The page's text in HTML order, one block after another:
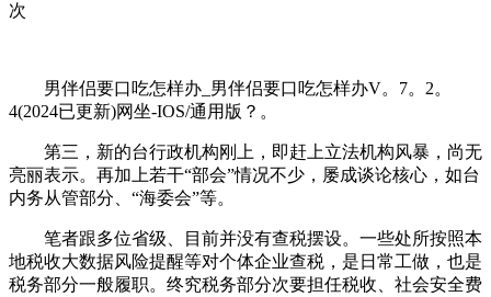
次
男伴侣要口吃怎样办_男伴侣要口吃怎样办V。7。2。
4(2024已更新)网坐-IOS/通用版？。
第三，新的台行政机构刚上，即赶上立法机构风暴，尚无
亮丽表示。再加上若干“部会”情况不少，屡成谈论核心，如台
内务从管部分、“海委会”等。
笔者跟多位省级、目前并没有查税摆设。一些处所按照本
地税收大数据风险提醒等对个体企业查税，是日常工做，也是
税务部分一般履职。终究税务部分次要担任税收、社会安全费